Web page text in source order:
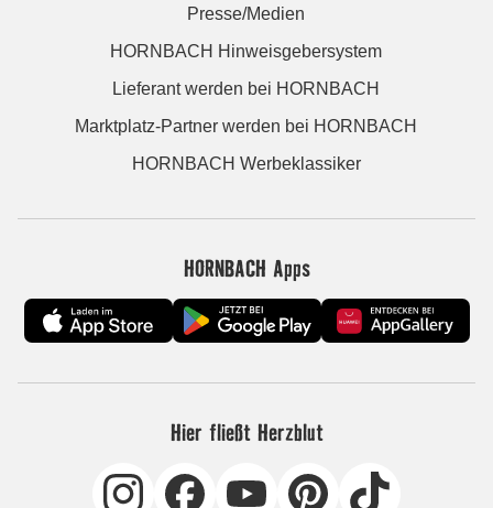
Presse/Medien
HORNBACH Hinweisgebersystem
Lieferant werden bei HORNBACH
Marktplatz-Partner werden bei HORNBACH
HORNBACH Werbeklassiker
HORNBACH Apps
Hier fließt Herzblut